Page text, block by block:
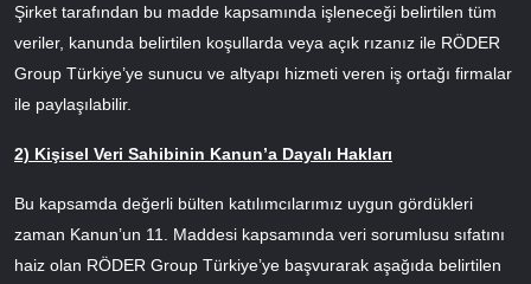
Şirket tarafından bu madde kapsamında işleneceği belirtilen tüm
veriler, kanunda belirtilen koşullarda veya açık rızanız ile RÖDER
Group Türkiye’ye sunucu ve altyapı hizmeti veren iş ortağı firmalar
ile paylaşılabilir.
2) Kişisel Veri Sahibinin Kanun’a Dayalı Hakları
Bu kapsamda değerli bülten katılımcılarımız uygun gördükleri
zaman Kanun’un 11. Maddesi kapsamında veri sorumlusu sıfatını
haiz olan RÖDER Group Türkiye’ye başvurarak aşağıda belirtilen